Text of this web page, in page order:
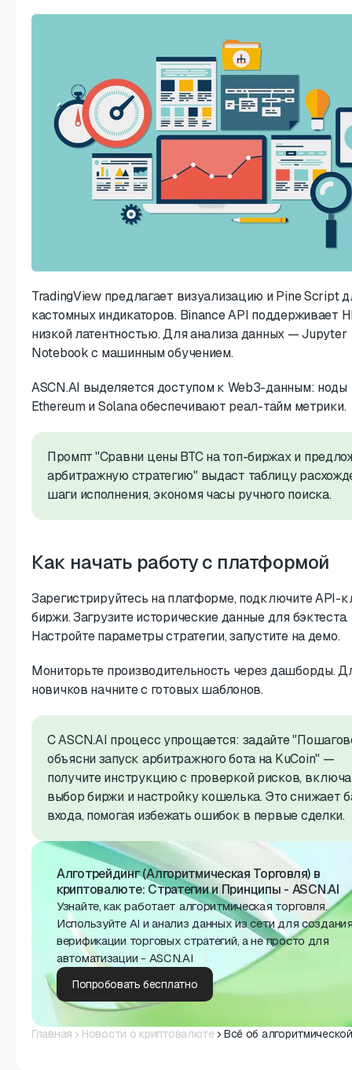
TradingView предлагает визуализацию и Pine Script
кастомных индикаторов. Binance API поддерживает
низкой латентностью. Для анализа данных — Jupyter
Notebook с машинным обучением.
ASCN.AI выделяется доступом к Web3-данным: ноды
Ethereum и Solana обеспечивают реал-тайм метрики.
Промпт "Сравни цены BTC на топ-биржах и
арбитражную стратегию" выдаст таблицу
шаги исполнения, экономя часы ручного поиска.
Как начать работу с платформой
Зарегистрируйтесь на платформе, подключите API-
биржи. Загрузите исторические данные для бэктеста.
Настройте параметры стратегии, запустите на демо.
Мониторьте производительность через дашборды.
новичков начните с готовых шаблонов.
С ASCN.AI процесс упрощается: задайте
объясни запуск арбитражного бота на KuCoin" —
получите инструкцию с проверкой рисков,
выбор биржи и настройку кошелька. Это снижает
входа, помогая избежать ошибок в первые сделки.
Алготрейдинг (Алгоритмическая Торговля) в
криптовалюте: Стратегии и Принципы - ASCN.AI
Узнайте, как работает алгоритмическая торговля.
Используйте AI и анализ данных из сети для
верификации торговых стратегий, а не просто для
автоматизации - ASCN.AI
Попробовать бесплатно
Главная Новости о криптовалюте Всё об